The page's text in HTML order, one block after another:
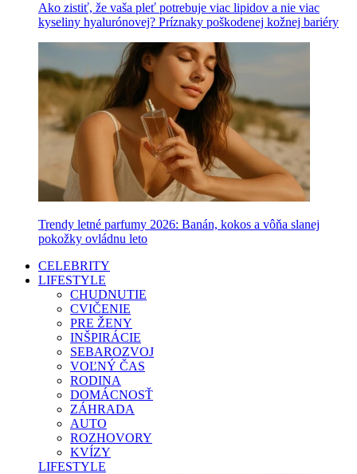
Ako zistiť, že vaša pleť potrebuje viac lipidov a nie viac
kyseliny hyalurónovej? Príznaky poškodenej kožnej bariéry
Trendy letné parfumy 2026: Banán, kokos a vôňa slanej
pokožky ovládnu leto
CELEBRITY
LIFESTYLE
CHUDNUTIE
CVIČENIE
PRE ŽENY
INŠPIRÁCIE
SEBAROZVOJ
VOĽNÝ ČAS
RODINA
DOMÁCNOSŤ
ZÁHRADA
AUTO
ROZHOVORY
KVÍZY
LIFESTYLE